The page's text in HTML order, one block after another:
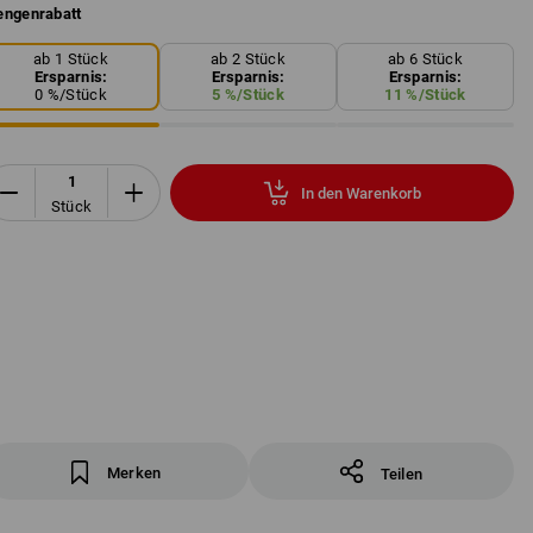
ab 1 Stück
Ersparnis:
0 %/Stück
ab 2 Stück
Ersparnis:
5 %/Stück
ab 6 Stück
Ersparnis:
11 %/Stück
Stück
In den Warenkorb
Merken Teilen